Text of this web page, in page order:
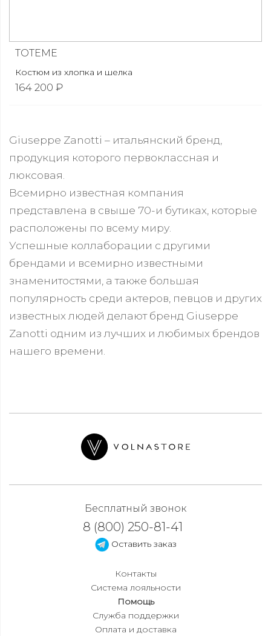
TOTEME
Костюм из хлопка и шелка
164 200 ₽
Giuseppe Zanotti – итальянский бренд,
продукция которого первоклассная и
люксовая.
Всемирно известная компания
представлена в свыше 70-и бутиках, которые
расположены по всему миру.
Успешные коллаборации с другими
брендами и всемирно известными
знаменитостями, а также большая
популярность среди актеров, певцов и других
известных людей делают бренд Giuseppe
Zanotti одним из лучших и любимых брендов
нашего времени.
Бесплатный звонок
8 (800) 250-81-41
Оставить заказ
Контакты
Система лояльности
Помощь
Служба поддержки
Оплата и доставка